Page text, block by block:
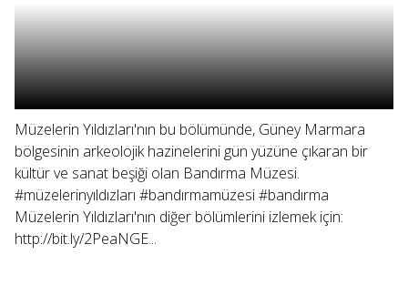
Müzelerin Yıldızları'nın bu bölümünde, Güney Marmara
bölgesinin arkeolojik hazinelerini gün yüzüne çıkaran bir
kültür ve sanat beşiği olan Bandırma Müzesi.
#müzelerinyıldızları #bandırmamüzesi #bandırma
Müzelerin Yıldızları'nın diğer bölümlerini izlemek için:
http://bit.ly/2PeaNGE...